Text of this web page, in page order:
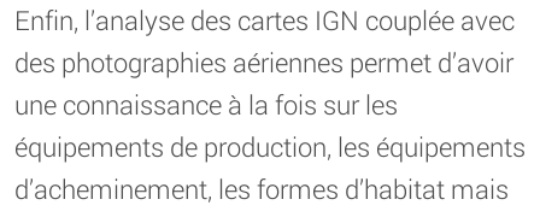
Enfin, l’analyse des cartes IGN couplée avec
des photographies aériennes permet d’avoir
une connaissance à la fois sur les
équipements de production, les équipements
d’acheminement, les formes d’habitat mais